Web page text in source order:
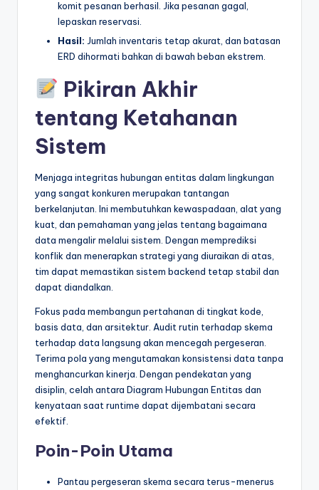
komit pesanan berhasil. Jika pesanan gagal,
lepaskan reservasi.
Hasil: Jumlah inventaris tetap akurat, dan batasan
ERD dihormati bahkan di bawah beban ekstrem.
Pikiran Akhir
tentang Ketahanan
Sistem
Menjaga integritas hubungan entitas dalam lingkungan
yang sangat konkuren merupakan tantangan
berkelanjutan. Ini membutuhkan kewaspadaan, alat yang
kuat, dan pemahaman yang jelas tentang bagaimana
data mengalir melalui sistem. Dengan memprediksi
konflik dan menerapkan strategi yang diuraikan di atas,
tim dapat memastikan sistem backend tetap stabil dan
dapat diandalkan.
Fokus pada membangun pertahanan di tingkat kode,
basis data, dan arsitektur. Audit rutin terhadap skema
terhadap data langsung akan mencegah pergeseran.
Terima pola yang mengutamakan konsistensi data tanpa
menghancurkan kinerja. Dengan pendekatan yang
disiplin, celah antara Diagram Hubungan Entitas dan
kenyataan saat runtime dapat dijembatani secara
efektif.
Poin-Poin Utama
Pantau pergeseran skema secara terus-menerus